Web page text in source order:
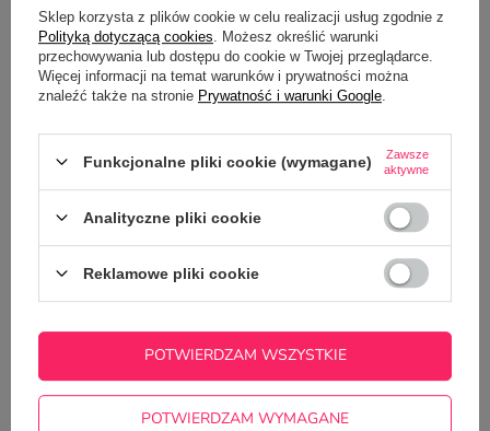
SZCZEGÓŁOWE DANE
GŁÓWNE PARAMETRY
Potrzebujesz pomocy? Masz pytania?
odpowiedzi publikując dla innych.
ZADAJ PYTANIE
NAJCZĘŚCIEJ KUPOWANE Z
TYM TOWAREM
Sklep korzysta z plików cookie w celu realizacji usług zgodnie z
Polityką dotyczącą cookies . Możesz określić warunki
przechowywania lub dostępu do cookie w Twojej przeglądarce.
Więcej informacji na temat warunków i prywatności można
znaleźć także na stronie Prywatność i warunki Google
Funkcjonalne pliki cookie (wymagane)
Zawsze
aktywne
Analityczne pliki cookie
Reklamowe pliki cookie
POTWIERDZAM WYMAGANE
POTWIERDZAM WSZYSTKIE